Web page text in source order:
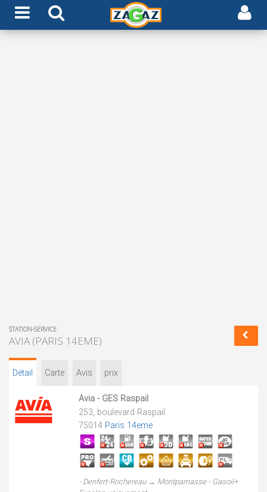
STATION-SERVICE
AVIA (PARIS 14EME)
Détail Carte Avis prix
Avia - GES Raspail
253, boulevard Raspail
75014 Paris 14eme
- Denfert-Rochereau → Montparnasse - Gasoil+